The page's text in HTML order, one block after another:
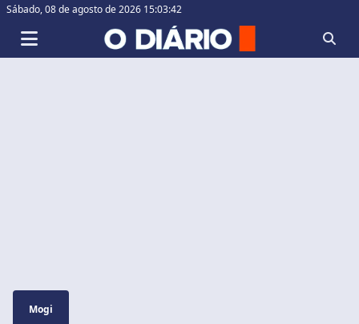
Sábado,08 de agosto de 2026 15:03:43
Mogi